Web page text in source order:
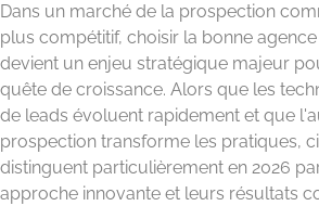
Dans un marché de la prospection
plus compétitif, choisir la bonne
devient un enjeu stratégique majeur
quête de croissance. Alors que les
de leads évoluent rapidement et que
prospection transforme les pratiques,
distinguent particulièrement en 2026
approche innovante et leurs résultats